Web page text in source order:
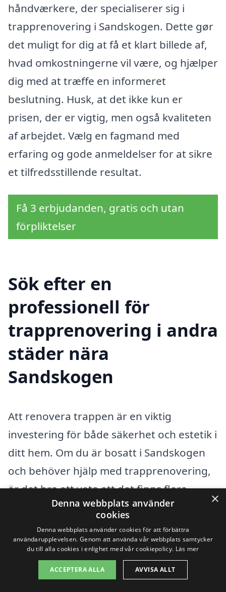
håndværkere, der specialiserer sig i
trapprenovering i Sandskogen. Dette gør
det muligt for dig at få et klart billede af,
hvad omkostningerne vil være, og hjælper
dig med at træffe en informeret
beslutning. Husk, at det ikke kun er
prisen, der er vigtig, men også kvaliteten
af arbejdet. Vælg en fagmand med
erfaring og gode anmeldelser for at sikre
et tilfredsstillende resultat.
Få 3 erbjudanden, gratis och utan
förpliktelser
Sök efter en
professionell för
trapprenovering i andra
städer nära
Sandskogen
Att renovera trappen är en viktig
investering för både säkerhet och estetik i
ditt hem. Om du är bosatt i Sandskogen
och behöver hjälp med trapprenovering,
är det bra att veta att det finns flera
kompetenta företag i omnejden. Vi
hjälper dig att hitta rätt firma för
trapprenovering i Sandskogen, samt ger
dig möjlighet att jämföra priser från olika
leverantörer.
×
Denna webbplats använder
cookies
Denna webbplats använder cookies för att förbättra
användarupplevelsen. Genom att använda vår webbplats samtycker
du till alla cookies i enlighet med vår cookiepolicy. Läs mer
ACCEPTERA ALLA AVVISA ALLT